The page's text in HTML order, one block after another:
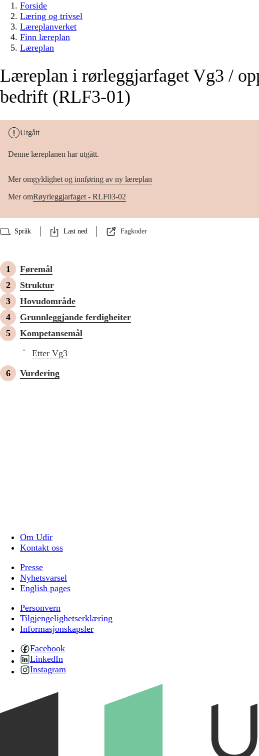
Forside
Læring og trivsel
Læreplanverket
Finn læreplan
Læreplan
Læreplan i rørleggjarfaget Vg3 /
bedrift (RLF3-01)
Utgått
Denne læreplanen har utgått.
Mer omgyldighet og innføring av ny læreplan
Mer omRøyrleggjarfaget - RLF03-02
Språk Last ned Fagkoder
Føremål
Struktur
Hovudområde
Grunnleggjande ferdigheiter
Kompetansemål
Etter Vg3
Vurdering
Om Udir
Kontakt oss
Presse
Nyhetsvarsel
English pages
Personvern
Tilgjengelighetserklæring
Informasjonskapsler
Facebook
LinkedIn
Instagram